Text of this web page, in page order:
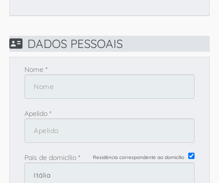
FR
IT
ES
PT
DADOS PESSOAIS
Nome *
Apelido *
País de domicílio * Residência correspondente ao domicílio